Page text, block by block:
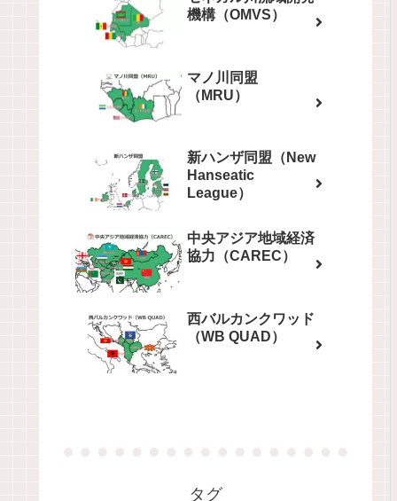
機構（OMVS）
マノ川同盟
（MRU）
新ハンザ同盟（New
Hanseatic
League）
中央アジア地域経済
協力（CAREC）
西バルカンクワッド
（WB QUAD）
タグ